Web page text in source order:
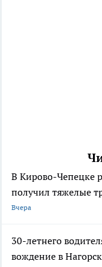
В Кирово-Чепецке
получил тяжелые
Вчера
30-летнего
вождение в